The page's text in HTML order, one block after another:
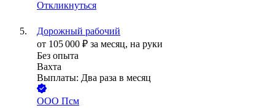
Откликнуться
Дорожный рабочий
от 105 000 ₽ за месяц, на руки
Без опыта
Вахта
Выплаты: Два раза в месяц
ООО Псм